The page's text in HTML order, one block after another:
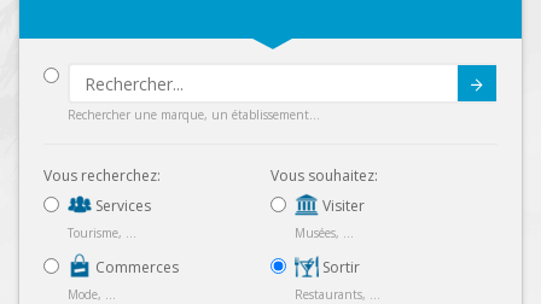
Rechercher une marque, un établissement...
Vous recherchez:
Services
Tourisme, ...
Commerces
Mode, ...
Vous souhaitez:
Visiter
Musées, ...
Sortir
Restaurants, ...